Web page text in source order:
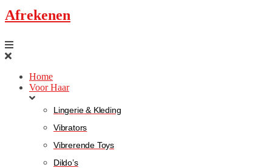
Afrekenen
Home
Voor Haar
Lingerie & Kleding
Vibrators
Vibrerende Toys
Dildo’s